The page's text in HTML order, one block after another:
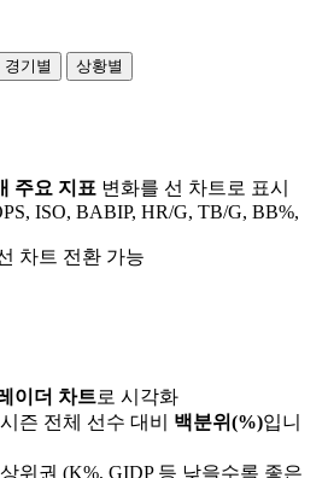
경기별 상황별
주요 지표 변화를 선 차트로 표시
ISO, BABIP, HR/G, TB/G, BB%,
차트 전환 가능
이더 차트로 시각화
즌 전체 선수 대비 백분위(%)입니
위권 (K%, GIDP 등 낮을수록 좋은